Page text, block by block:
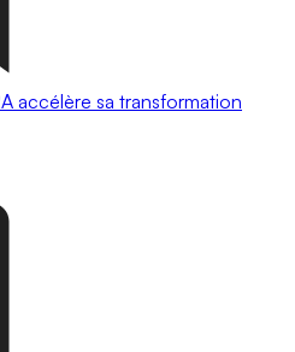
accélère sa transformation